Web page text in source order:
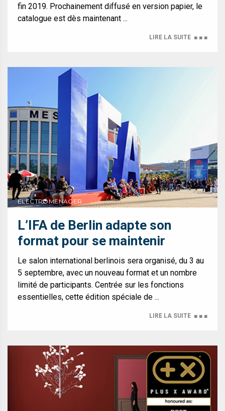
fin 2019. Prochainement diffusé en version papier, le
catalogue est dès maintenant ...
LIRE LA SUITE ■ ■ ■
ELECTROMENAGER
L’IFA de Berlin adapte son
format pour se maintenir
Le salon international berlinois sera organisé, du 3 au
5 septembre, avec un nouveau format et un nombre
limité de participants. Centrée sur les fonctions
essentielles, cette édition spéciale de ...
LIRE LA SUITE ■ ■ ■